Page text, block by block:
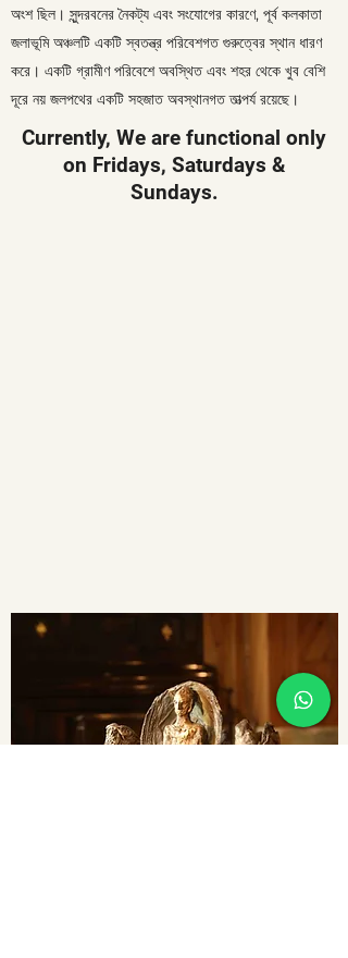
অংশ ছিল। সুন্দরবনের নৈকট্য এবং সংযোগের কারণে, পূর্ব কলকাতা
জলাভূমি অঞ্চলটি একটি স্বতন্ত্র পরিবেশগত গুরুত্বের স্থান ধারণ
করে। একটি গ্রামীণ পরিবেশে অবস্থিত এবং শহর থেকে খুব বেশি
দূরে নয় জলপথের একটি সহজাত অবস্থানগত তাত্পর্য রয়েছে।
Currently, We are functional only
on Fridays, Saturdays &
Sundays.